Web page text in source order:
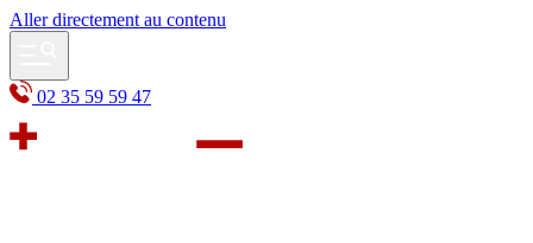
Aller directement au contenu
02 35 59 59 47